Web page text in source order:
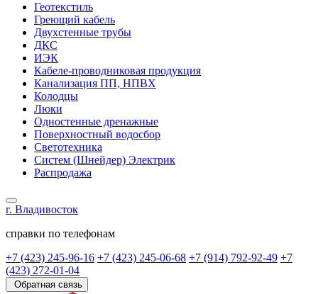
Геотекстиль
Греющий кабель
Двухстенные трубы
ДКС
ИЭК
Кабеле-проводниковая продукция
Канализация ПП, НПВХ
Колодцы
Люки
Одностенные дренажные
Поверхностный водосбор
Светотехника
Систем (Шнейдер) Электрик
Распродажа
г. Владивосток
справки по телефонам
+7 (423) 245-96-16 +7 (423) 245-06-68 +7 (914) 792-92-49 +7
(423) 272-01-04
Обратная связь